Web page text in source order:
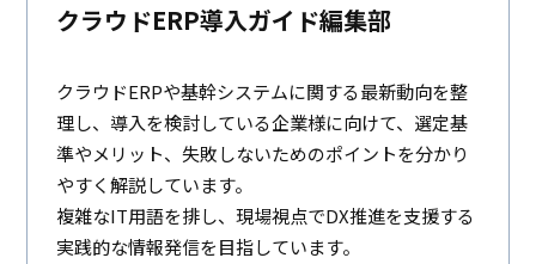
クラウドERP導入ガイド編集部
クラウドERPや基幹システムに関する最新動向を整
理し、導入を検討している企業様に向けて、選定基
準やメリット、失敗しないためのポイントを分かり
やすく解説しています。
複雑なIT用語を排し、現場視点でDX推進を支援する
実践的な情報発信を目指しています。